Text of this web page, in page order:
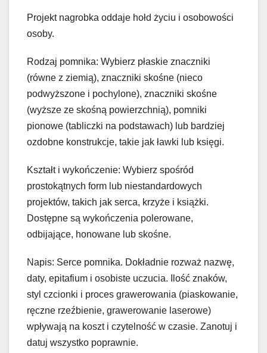
Projekt nagrobka oddaje hołd życiu i osobowości
osoby.
Rodzaj pomnika: Wybierz płaskie znaczniki
(równe z ziemią), znaczniki skośne (nieco
podwyższone i pochylone), znaczniki skośne
(wyższe ze skośną powierzchnią), pomniki
pionowe (tabliczki na podstawach) lub bardziej
ozdobne konstrukcje, takie jak ławki lub księgi.
Kształt i wykończenie: Wybierz spośród
prostokątnych form lub niestandardowych
projektów, takich jak serca, krzyże i książki.
Dostępne są wykończenia polerowane,
odbijające, honowane lub skośne.
Napis: Serce pomnika. Dokładnie rozważ nazwę,
daty, epitafium i osobiste uczucia. Ilość znaków,
styl czcionki i proces grawerowania (piaskowanie,
ręczne rzeźbienie, grawerowanie laserowe)
wpływają na koszt i czytelność w czasie. Zanotuj i
datuj wszystko poprawnie.